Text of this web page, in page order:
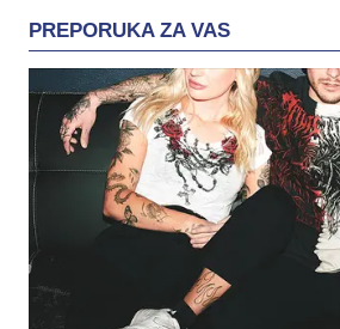
PREPORUKA ZA VAS